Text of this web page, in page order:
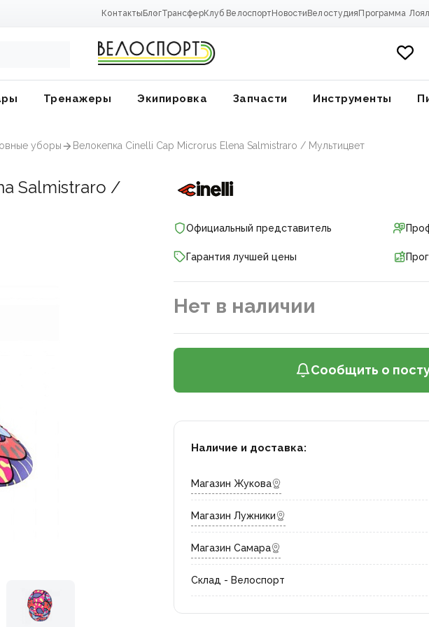
Контакты БлогТрансферКлуб Велоспорт Новости Велостудия Программа
Тренажеры Экипировка Запчасти Инструменты
уборы Велокепка Cinelli Cap Microrus Elena Salmistraro / Мультицвет
Salmistraro /
Официальный представитель
Гарантия лучшей цены
Нет в наличии
Сообщить о
Наличие и доставка:
Магазин Жукова
Магазин Лужники
Магазин Самара
Склад - Велоспорт